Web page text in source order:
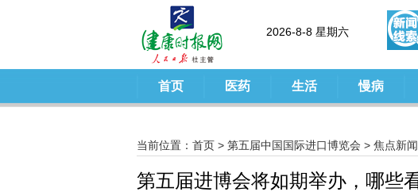
2026-8-8 星期六
首页 医药 生活 慢病
当前位置： 首页 > 第五届中国国际进口博览会 > 焦点新闻
第五届进博会将如期举办，哪些